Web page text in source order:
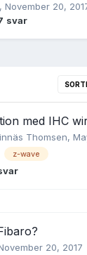
, November 20,
svar
med IHC
Thomsen,
z-wave
20, 2017